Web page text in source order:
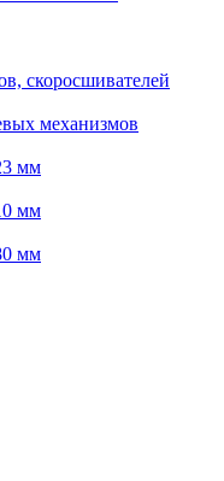
скоросшивателей
механизмов
мм
мм
мм